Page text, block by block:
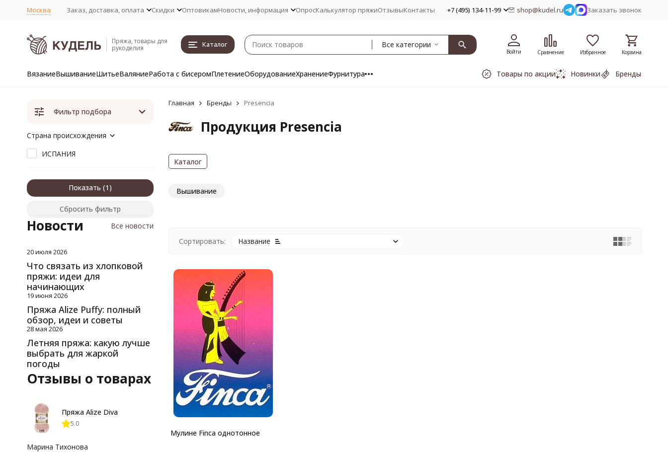
Москва Заказ, доставка, оплата Скидки ОптовикамНовости, информация ОпросКалькулятор пряжиОтзывыКонтакты +7 (495) 134-11-99 shop@kudel.ru Заказать звонок
Пряжа, товары для
рукоделия
Каталог Все категории
Войти Сравнение Избранное Корзина
ВязаниеВышиваниеШитьеВаляниеРабота с бисеромПлетениеОборудованиеХранениеФурнитура Товары по акции Новинки Бренды
Главная Бренды Presencia
Продукция Presencia
Каталог
Вышивание
Сортировать: Название
Мулине Finca однотонное
Фильтр подбора
Страна происхождения
ИСПАНИЯ
Показать
Сбросить фильтр
Новости Все новости
20 июля 2026
Что связать из хлопковой
пряжи: идеи для
начинающих
19 июня 2026
Пряжа Alize Puffy: полный
обзор, идеи и советы
28 мая 2026
Летняя пряжа: какую лучше
выбрать для жаркой
погоды
Отзывы о товарах
Пряжа Alize Diva
5.0
Марина Тихонова